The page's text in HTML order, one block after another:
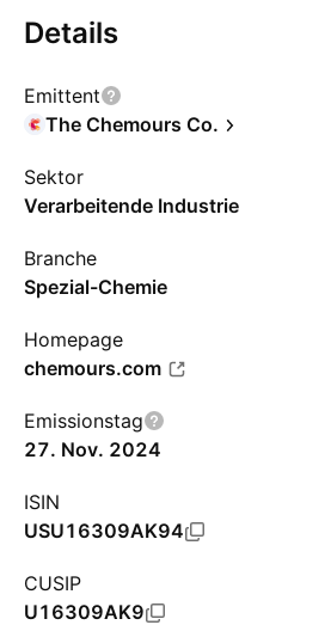
Details
Emittent
The Chemours Co.
Sektor
Verarbeitende Industrie
Branche
Spezial-Chemie
Homepage
chemours.com
Emissionstag
27. Nov. 2024
ISIN
USU16309AK94
CUSIP
U16309AK9